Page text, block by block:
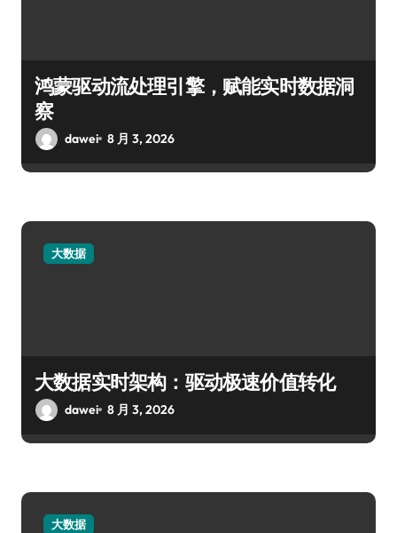
鸿蒙驱动流处理引擎，赋能实时数据洞
察
dawei 8 月 3, 2026
大数据
大数据实时架构：驱动极速价值转化
dawei 8 月 3, 2026
大数据